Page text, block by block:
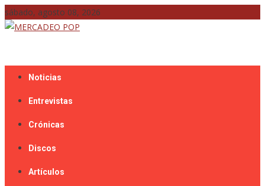
Skip
to
sábado, agosto 08, 2026
Noticias
Entrevistas
Crónicas
Discos
Artículos